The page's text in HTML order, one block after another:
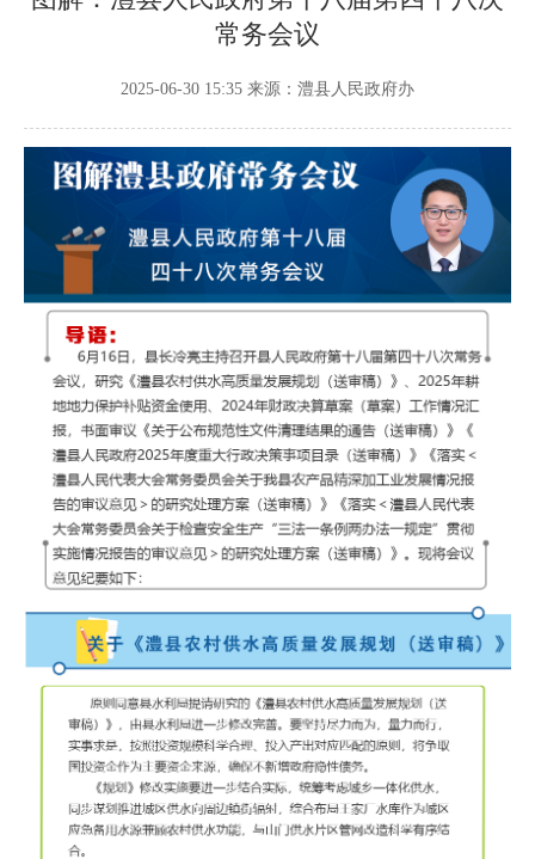
常务会议
2025-06-30 15:35 来源：澧县人民政府办